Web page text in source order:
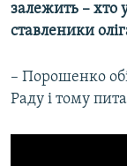
залежить – хто
ставленики
– Порошенко
Раду і тому